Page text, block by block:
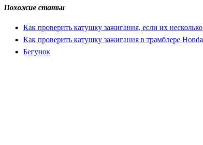
Похожие статьи
Как проверить катушку зажигания, если их несколько
Как проверить катушку зажигания в трамблере Honda
Бегунок